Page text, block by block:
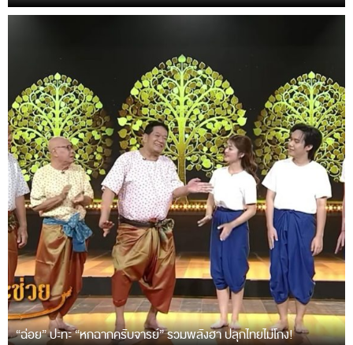
“ฉ่อย” ปะทะ “หกฉากครับจารย์” รวมพลังฮา ปลุกไทยไม่โกง!